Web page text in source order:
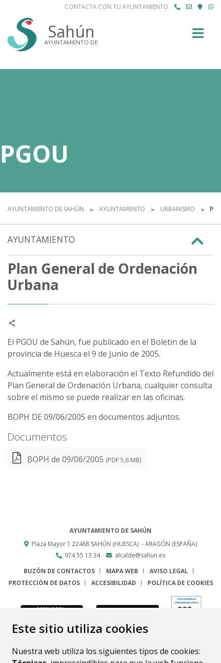
Este sitio utiliza cookies
Nuestra web utiliza los siguientes tipos de cookies:
CONTACTA CON TU AYUNTAMIENTO
Sahún
AYUNTAMIENTO DE
PGOU
AYUNTAMIENTO DE SAHÚN AYUNTAMIENTO URBANISMO
AYUNTAMIENTO
Plan General de Ordenación
Urbana
El PGOU de Sahún, fue publicado en el Boletín de la
provincia de Huesca el 9 de Junio de 2005.
Actualmente está en elaboración el Texto Refundido del
Plan General de Ordenación Urbana, cualquier consulta
sobre el mismo se puede realizar en las oficinas.
BOPH DE 09/06/2005 en documentos adjuntos.
Documentos
BOPH de 09/06/2005 (PDF 5,6 MB)
AYUNTAMIENTO DE SAHÚN
Plaza Mayor 1 22468 SAHÚN (HUESCA) - ARAGÓN (ESPAÑA)
974 55 13 34
alcalde@sahun.es
BUZÓN DE CONTACTOS
MAPA WEB
AVISO LEGAL
PROTECCIÓN DE DATOS
ACCESIBILIDAD POLÍTICA DE COOKIES